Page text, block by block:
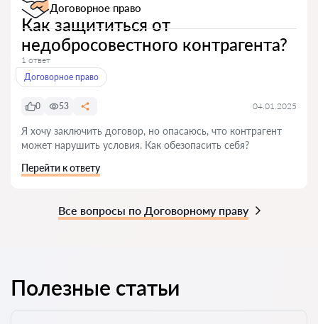
Договорное право
Как защититься от
недобросовестного контрагента?
1 ответ
Договорное право
0 53 04.01.2025
Я хочу заключить договор, но опасаюсь, что контрагент
может нарушить условия. Как обезопасить себя?
Перейти к ответу
Все вопросы по Договорному праву
Полезные статьи